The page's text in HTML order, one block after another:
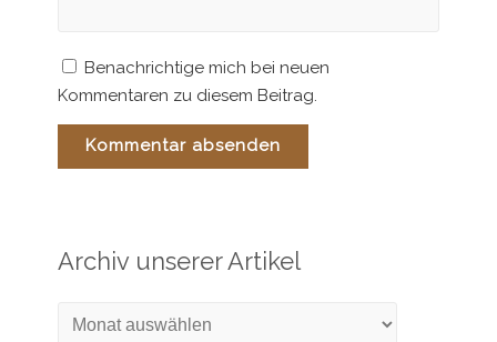
Benachrichtige mich bei neuen
Kommentaren zu diesem Beitrag.
Archiv unserer Artikel